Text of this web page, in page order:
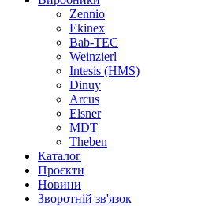
Zennio
Ekinex
Bab-TEC
Weinzierl
Intesis (HMS)
Dinuy
Arcus
Elsner
MDT
Theben
Каталог
Проєкти
Новини
Зворотній зв'язок